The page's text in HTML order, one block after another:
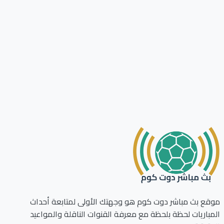
بث مباشر دوت كوم هو وجهتك الأولى لمتابعة أحداث
لحظة بلحظة مع معرفة القنوات الناقلة والمواعيد